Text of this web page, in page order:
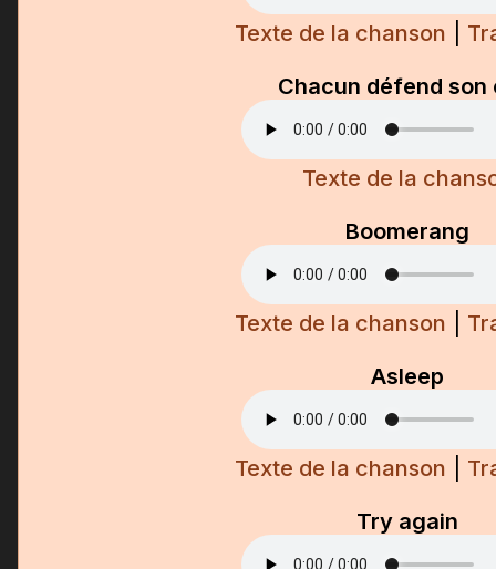
Texte de la chanson
Chacun défend son
Texte de la
Boomerang
Texte de la chanson
Asleep
Texte de la chanson
Try again